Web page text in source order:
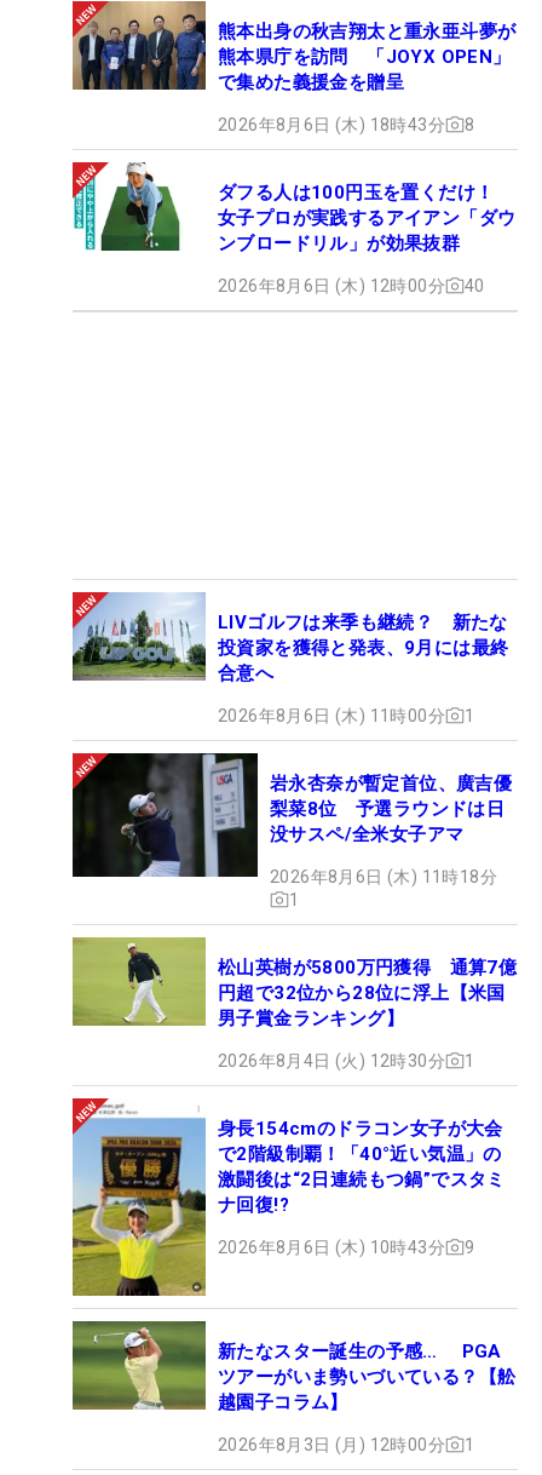
熊本出身の秋吉翔太と重永亜斗夢が
熊本県庁を訪問 「JOYX OPEN」
で集めた義援金を贈呈
2026年8月6日 (木) 18時43分 8
ダフる人は100円玉を置くだけ！
女子プロが実践するアイアン「ダウ
ンブロードリル」が効果抜群
2026年8月6日 (木) 12時00分 40
LIVゴルフは来季も継続？ 新たな
投資家を獲得と発表、9月には最終
合意へ
2026年8月6日 (木) 11時00分 1
岩永杏奈が暫定首位、廣吉優
梨菜8位 予選ラウンドは日
没サスペ/全米女子アマ
2026年8月6日 (木) 11時18分
1
松山英樹が5800万円獲得 通算7億
円超で32位から28位に浮上【米国
男子賞金ランキング】
2026年8月4日 (火) 12時30分 1
身長154cmのドラコン女子が大会
で2階級制覇！「40°近い気温」の
激闘後は“2日連続もつ鍋”でスタミ
ナ回復!?
2026年8月6日 (木) 10時43分 9
新たなスター誕生の予感… PGA
ツアーがいま勢いづいている？【舩
越園子コラム】
2026年8月3日 (月) 12時00分 1